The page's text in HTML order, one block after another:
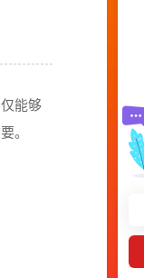
能够
。